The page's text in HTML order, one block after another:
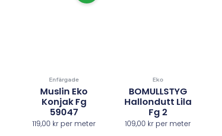
Enfärgade
Muslin Eko
Konjak Fg
59047
119,00 kr per meter
Eko
BOMULLSTYG
Hallondutt Lila
Fg 2
109,00 kr per meter